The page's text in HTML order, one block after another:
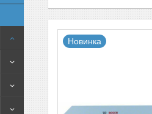
Новинка